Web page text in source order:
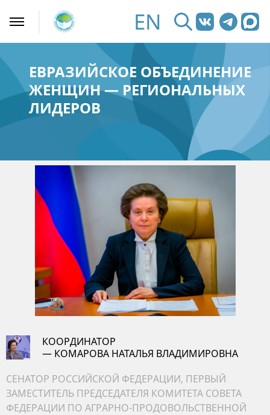
EN
ЕВРАЗИЙСКОЕ ОБЪЕДИНЕНИЕ
ЖЕНЩИН — РЕГИОНАЛЬНЫХ
ЛИДЕРОВ
КООРДИНАТОР
— КОМАРОВА НАТАЛЬЯ ВЛАДИМИРОВНА
СЕНАТОР РОССИЙСКОЙ ФЕДЕРАЦИИ, ПЕРВЫЙ
ЗАМЕСТИТЕЛЬ ПРЕДСЕДАТЕЛЯ КОМИТЕТА СОВЕТА
ФЕДЕРАЦИИ ПО АГРАРНО-ПРОДОВОЛЬСТВЕННОЙ